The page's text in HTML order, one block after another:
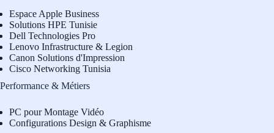
Espace Apple Business
Solutions HPE Tunisie
Dell Technologies Pro
Lenovo Infrastructure & Legion
Canon Solutions d'Impression
Cisco Networking Tunisia
Performance & Métiers
PC pour Montage Vidéo
Configurations Design & Graphisme